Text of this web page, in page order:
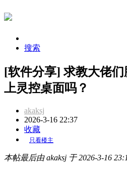
搜索
[软件分享] 求教大佬
上灵控桌面吗？
akaksj
2026-3-16 22:37
收藏
只看楼主
本帖最后由 akaksj 于 2026-3-16